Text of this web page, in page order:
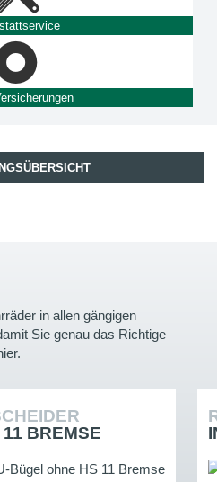
in allen gängigen
Sie genau das Richtige
BREMSE